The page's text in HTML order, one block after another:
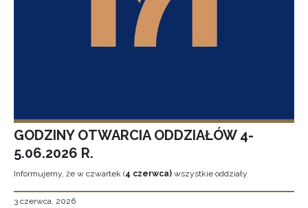
GODZINY OTWARCIA ODDZIAŁÓW 4-
5.06.2026 R.
Informujemy, że w czwartek (4 czerwca) wszystkie oddziały
3 czerwca, 2026